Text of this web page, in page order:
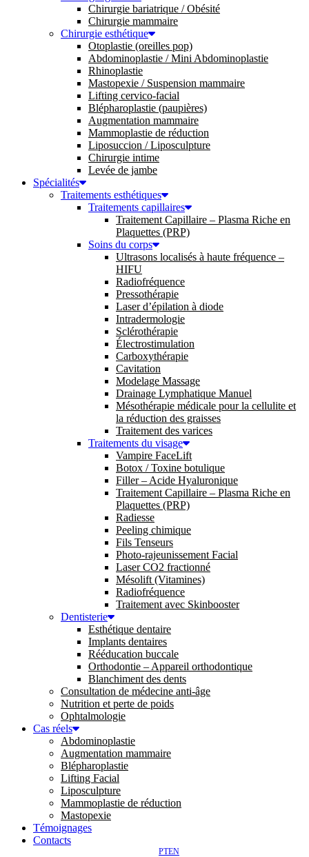
Chirurgie bariatrique / Obésité
Chirurgie mammaire
Chirurgie esthétique
Otoplastie (oreilles pop)
Abdominoplastie / Mini Abdominoplastie
Rhinoplastie
Mastopexie / Suspension mammaire
Lifting cervico-facial
Blépharoplastie (paupières)
Augmentation mammaire
Mammoplastie de réduction
Liposuccion / Liposculpture
Chirurgie intime
Levée de jambe
Spécialités
Traitements esthétiques
Traitements capillaires
Traitement Capillaire – Plasma Riche en
Plaquettes (PRP)
Soins du corps
Ultrasons localisés à haute fréquence –
HIFU
Radiofréquence
Pressothérapie
Laser d’épilation à diode
Intradermologie
Sclérothérapie
Électrostimulation
Carboxythérapie
Cavitation
Modelage Massage
Drainage Lymphatique Manuel
Mésothérapie médicale pour la cellulite et
la réduction des graisses
Traitement des varices
Traitements du visage
Vampire FaceLift
Botox / Toxine botulique
Filler – Acide Hyaluronique
Traitement Capillaire – Plasma Riche en
Plaquettes (PRP)
Radiesse
Peeling chimique
Fils Tenseurs
Photo-rajeunissement Facial
Laser CO2 fractionné
Mésolift (Vitamines)
Radiofréquence
Traitement avec Skinbooster
Dentisterie
Esthétique dentaire
Implants dentaires
Rééducation buccale
Orthodontie – Appareil orthodontique
Blanchiment des dents
Consultation de médecine anti-âge
Nutrition et perte de poids
Ophtalmologie
Cas réels
Abdominoplastie
Augmentation mammaire
Blépharoplastie
Lifting Facial
Liposculpture
Mammoplastie de réduction
Mastopexie
Témoignages
Contacts
PTEN